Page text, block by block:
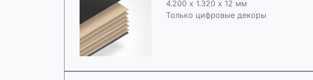
4.200 x 1.320 х 12 мм
Только цифровые декоры